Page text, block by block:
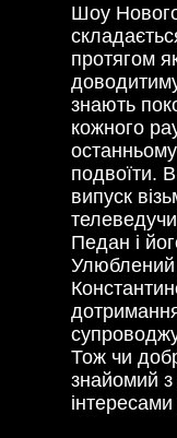
Шоу
протягом
знають
кожного
подвоїти.
випуск
Педан і
Тож чи
знайомий